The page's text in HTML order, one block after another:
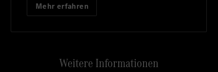
Mehr erfahren
Weitere Informationen